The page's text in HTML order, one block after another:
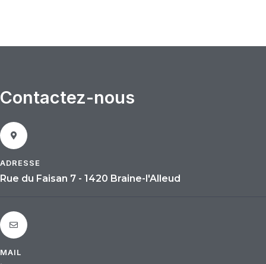
Contactez-nous
ADRESSE
Rue du Faisan 7 - 1420 Braine-l'Alleud
MAIL